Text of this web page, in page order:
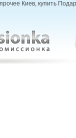
Киев, купить